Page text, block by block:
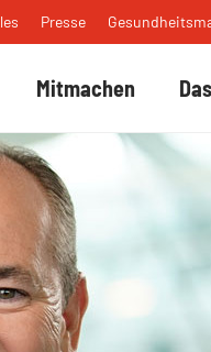
Mitmachen
Presse